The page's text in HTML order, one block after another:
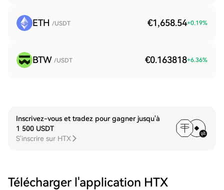
ETH /USDT €1,658.54+0.19%
BTW /USDT €0.163818+6.36%
Inscrivez-vous et tradez pour gagner jusqu'à
1 500 USDT
S'inscrire sur HTX
Télécharger l'application HTX